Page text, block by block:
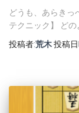
どうも、あらきっ
テクニック】 ど
投稿者:荒木投稿